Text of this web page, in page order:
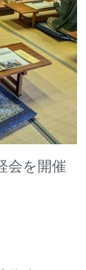
会を開催